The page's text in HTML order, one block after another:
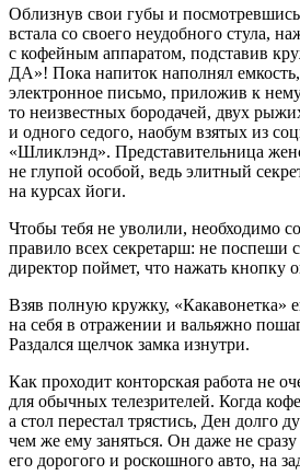
Облизнув свои губы и посмотревшись
встала со своего неудобного стула,
с кофейным аппаратом, подставив
ДА»! Пока напиток наполнял
электронное письмо, приложив к
то неизвестных бородачей, двух
и одного седого, наобум взятых из
«Шликлэнд». Представительница
не глупой особой, ведь элитный
на курсах йоги.
Чтобы тебя не уволили, необходимо
правило всех секретарш: не поспеши
директор поймет, что нажать кнопку
Взяв полную кружку, «Какавонетка»
на себя в отражении и вальяжно
Раздался щелчок замка изнутри.
Как проходит конторская работа не
для обычных телезрителей. Когда
а стол перестал трястись, Ден долго
чем же ему заняться. Он даже не
его дорогого и роскошного авто, на